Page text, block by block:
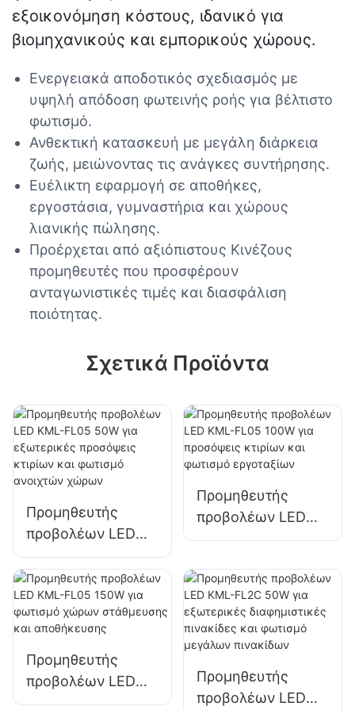
εξοικονόμηση κόστους, ιδανικό για
βιομηχανικούς και εμπορικούς χώρους.
Ενεργειακά αποδοτικός σχεδιασμός με
υψηλή απόδοση φωτεινής ροής για βέλτιστο
φωτισμό.
Ανθεκτική κατασκευή με μεγάλη διάρκεια
ζωής, μειώνοντας τις ανάγκες συντήρησης.
Ευέλικτη εφαρμογή σε αποθήκες,
εργοστάσια, γυμναστήρια και χώρους
λιανικής πώλησης.
Προέρχεται από αξιόπιστους Κινέζους
προμηθευτές που προσφέρουν
ανταγωνιστικές τιμές και διασφάλιση
ποιότητας.
Σχετικά Προϊόντα
Προμηθευτής
προβολέων LED
KML-FL05 50W για
εξωτερικές
προσόψεις κτιρίων
και φωτισμό
Προμηθευτής
προβολέων LED
KML-FL05 100W
κτιρίων και
φωτισμό
εργοταξίων
Προμηθευτής
προβολέων LED
KML-FL05 150W
Προμηθευτής
προβολέων LED